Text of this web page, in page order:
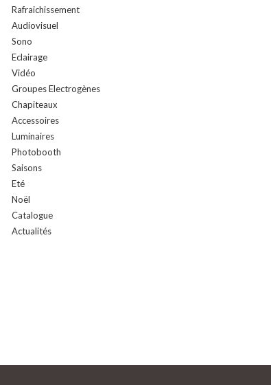
Rafraichissement
Audiovisuel
Sono
Eclairage
Vidéo
Groupes Electrogènes
Chapiteaux
Accessoires
Luminaires
Photobooth
Saisons
Eté
Noël
Catalogue
Actualités